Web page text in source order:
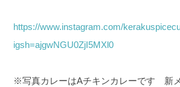
https://www.instagram.com/
igsh=ajgwNGU0ZjI5MXl0
※写真カレーはAチキンカレーです 新